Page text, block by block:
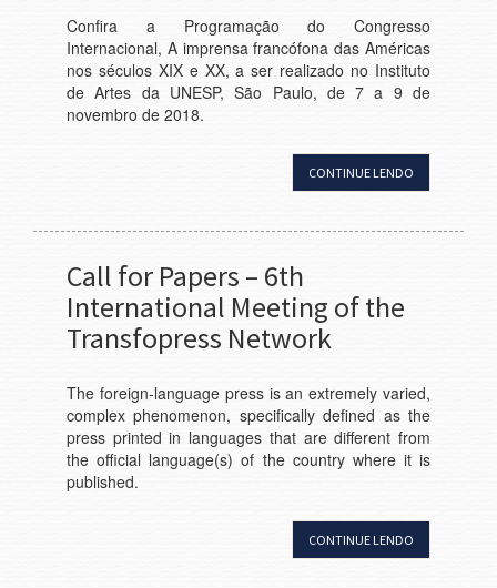
Confira a Programação do Congresso
Internacional, A imprensa francófona das Américas
nos séculos XIX e XX, a ser realizado no Instituto
de Artes da UNESP, São Paulo, de 7 a 9 de
novembro de 2018.
CONTINUE LENDO
Call for Papers – 6th
International Meeting of the
Transfopress Network
The foreign-language press is an extremely varied,
complex phenomenon, specifically defined as the
press printed in languages that are different from
the official language(s) of the country where it is
published.
CONTINUE LENDO